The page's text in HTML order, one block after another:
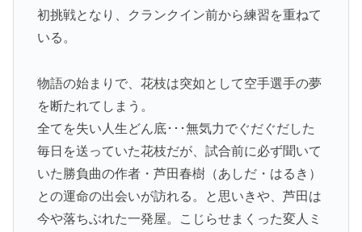
初挑戦となり、クランクイン前から練習を重ねて
いる。
物語の始まりで、花枝は突如として空手選手の夢
を断たれてしまう。
全てを失い人生どん底･･･無気力でぐだぐだした
毎日を送っていた花枝だが、試合前に必ず聞いて
いた勝負曲の作者・芦田春樹（あしだ・はるき）
との運命の出会いが訪れる。と思いきや、芦田は
今や落ちぶれた一発屋。こじらせまくった変人ミ